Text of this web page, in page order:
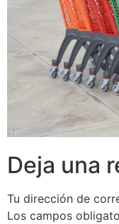
Deja una
Tu dirección de
Los campos